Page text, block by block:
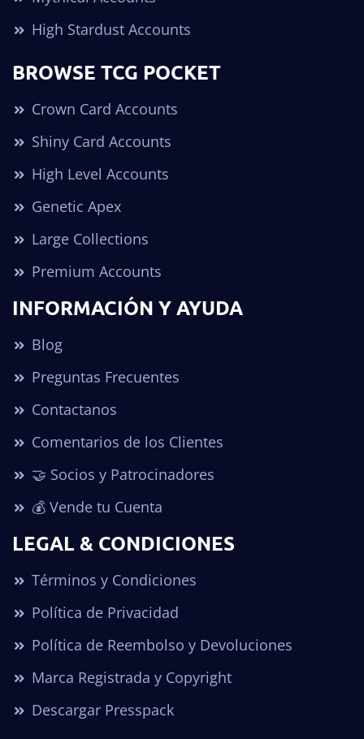
High Stardust Accounts
BROWSE TCG POCKET
Crown Card Accounts
Shiny Card Accounts
High Level Accounts
Genetic Apex
Large Collections
Premium Accounts
INFORMACIÓN Y AYUDA
Blog
Preguntas Frecuentes
Contactanos
Comentarios de los Clientes
🤝 Socios y Patrocinadores
💰 Vende tu Cuenta
LEGAL & CONDICIONES
Términos y Condiciones
Política de Privacidad
Política de Reembolso y Devoluciones
Marca Registrada y Copyright
Descargar Presspack